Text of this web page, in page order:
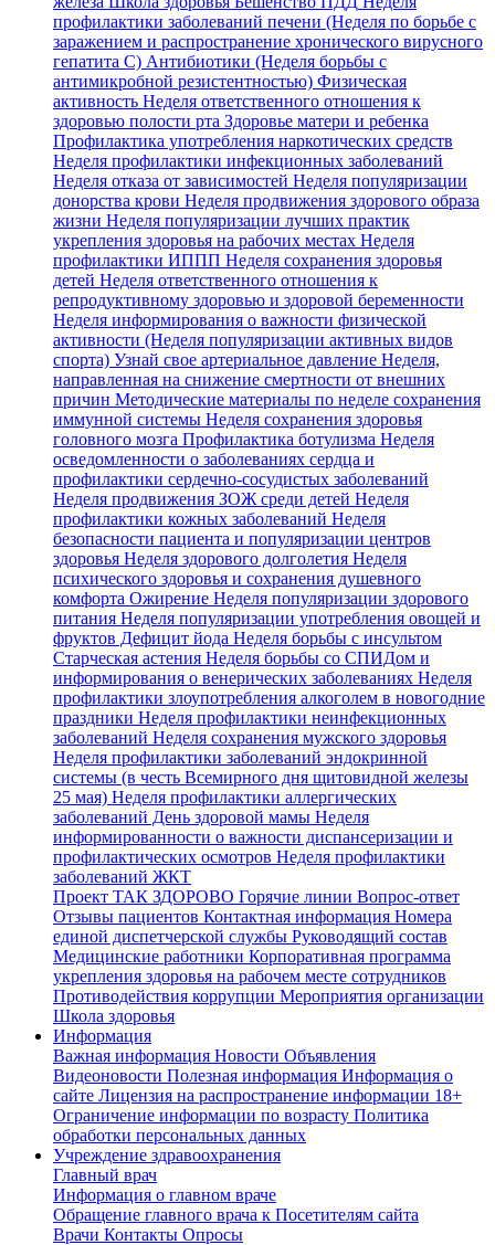
профилактики заболеваний печени (Неделя по борьбе с
заражением и распространение хронического вирусного
гепатита С) Антибиотики (Неделя борьбы с
антимикробной резистентностью) Физическая
активность Неделя ответственного отношения к
здоровью полости рта Здоровье матери и ребенка
Профилактика употребления наркотических средств
Неделя профилактики инфекционных заболеваний
Неделя отказа от зависимостей Неделя популяризации
донорства крови Неделя продвижения здорового образа
жизни Неделя популяризации лучших практик
укрепления здоровья на рабочих местах Неделя
профилактики ИППП Неделя сохранения здоровья
детей Неделя ответственного отношения к
репродуктивному здоровью и здоровой беременности
Неделя информирования о важности физической
активности (Неделя популяризации активных видов
спорта) Узнай свое артериальное давление Неделя,
направленная на снижение смертности от внешних
причин Методические материалы по неделе сохранения
иммунной системы Неделя сохранения здоровья
головного мозга Профилактика ботулизма Неделя
осведомленности о заболеваниях сердца и
профилактики сердечно-сосудистых заболеваний
Неделя продвижения ЗОЖ среди детей Неделя
профилактики кожных заболеваний Неделя
безопасности пациента и популяризации центров
здоровья Неделя здорового долголетия Неделя
психического здоровья и сохранения душевного
комфорта Ожирение Неделя популяризации здорового
питания Неделя популяризации употребления овощей и
фруктов Дефицит йода Неделя борьбы с инсультом
Старческая астения Неделя борьбы со СПИДом и
информирования о венерических заболеваниях Неделя
профилактики злоупотребления алкоголем в новогодние
праздники Неделя профилактики неинфекционных
заболеваний Неделя сохранения мужского здоровья
Неделя профилактики заболеваний эндокринной
системы (в честь Всемирного дня щитовидной железы
25 мая) Неделя профилактики аллергических
заболеваний День здоровой мамы Неделя
информированности о важности диспансеризации и
профилактических осмотров Неделя профилактики
заболеваний ЖКТ
Проект ТАК ЗДОРОВО Горячие линии Вопрос-ответ
Отзывы пациентов Контактная информация Номера
единой диспетчерской службы Руководящий состав
Медицинские работники Корпоративная программа
укрепления здоровья на рабочем месте сотрудников
Противодействия коррупции Мероприятия организации
Школа здоровья
Информация
Важная информация Новости Объявления
Видеоновости Полезная информация Информация о
сайте Лицензия на распространение информации 18+
Ограничение информации по возрасту Политика
обработки персональных данных
Учреждение здравоохранения
Главный врач
Информация о главном враче
Обращение главного врача к Посетителям сайта
Врачи Контакты Опросы